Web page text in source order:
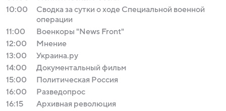
10:00
Сводка за сутки о ходе Специальной военной
операции
11:00
Военкоры "News Front"
12:00
Мнение
13:00
Украина.ру
14:00
Документальный фильм
15:00
Политическая Россия
16:00
Разведопрос
16:15
Архивная революция